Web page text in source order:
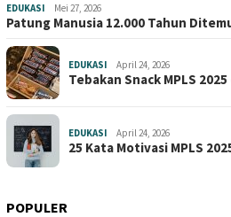
EDUKASI Mei 27, 2026
Patung Manusia 12.000 Tahun
EDUKASI April 24, 2026
Tebakan Snack MPLS
EDUKASI April 24, 2026
25 Kata Motivasi MPLS
POPULER